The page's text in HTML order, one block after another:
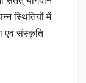
स्थितियों में
एवं संस्कृति